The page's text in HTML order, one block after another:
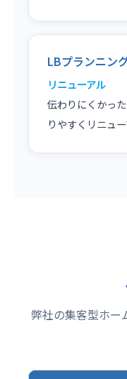
LBプランニン
リニューアル
伝わりにくかっ
りやすくリニュー
弊社の集客型ホー